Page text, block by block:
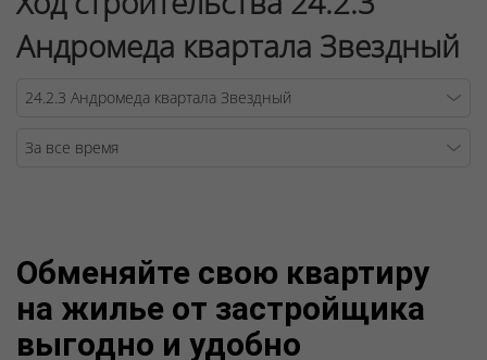
Андромеда квартала Звездный
Обменяйте свою квартиру
на жилье от застройщика
выгодно и удобно